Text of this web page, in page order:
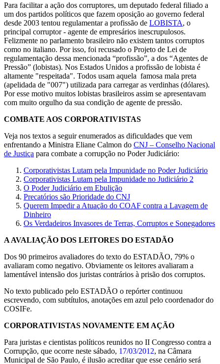
Para facilitar a ação dos corruptores, um deputado federal filiado a
um dos partidos políticos que fazem oposição ao governo federal
desde 2003 tentou regulamentar a profissão de LOBISTA, o
principal corruptor - agente de empresários inescrupulosos.
Felizmente no parlamento brasileiro não existem tantos corruptos
como no italiano. Por isso, foi recusado o Projeto de Lei de
regulamentação dessa mencionada “profissão”, a dos “Agentes de
Pressão” (lobistas). Nos Estados Unidos a profissão de lobista é
altamente "respeitada". Todos usam aquela famosa mala preta
(apelidada de "007") utilizada para carregar as verdinhas (dólares).
Por esse motivo muitos lobistas brasileiros assim se apresentavam
com muito orgulho da sua condição de agente de pressão.
COMBATE AOS CORPORATIVISTAS
Veja nos textos a seguir enumerados as dificuldades que vem
enfrentando a Ministra Eliane Calmon do CNJ – Conselho Nacional
de Justiça para combate a corrupção no Poder Judiciário:
Corporativistas Lutam pela Impunidade no Poder Judiciário
Corporativistas Lutam pela Impunidade no Judiciário 2
O Poder Judiciário em Ebulição
Precatórios são Prioridade do CNJ
Querem Impedir a Atuação do COAF contra a Lavagem de
Dinheiro
Os Verdadeiros Invasores de Terras, Corruptos e Sonegadores
A AVALIAÇÃO DOS LEITORES DO ESTADÃO
Dos 90 primeiros avaliadores do texto do ESTADÃO, 79% o
avaliaram como negativo. Obviamente os leitores avaliaram a
lamentável intensão dos juristas contrários à prisão dos corruptos.
No texto publicado pelo ESTADÃO o repórter continuou
escrevendo, com subtítulos, anotações em azul pelo coordenador do
COSIFe.
CORPORATIVISTAS NOVAMENTE EM AÇÃO
Para juristas e cientistas políticos reunidos no II Congresso contra a
Corrupção, que ocorre neste sábado, 17/03/2012, na Câmara
Municipal de São Paulo, é ilusão acreditar que esse cenário será